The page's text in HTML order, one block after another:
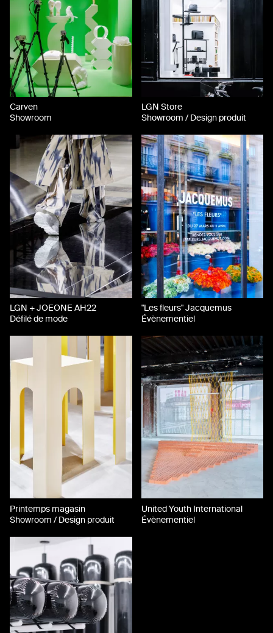
Carven
Showroom
LGN Store
Showroom / Design produit
LGN + JOEONE AH22
Défilé de mode
"Les fleurs" Jacquemus
Évènementiel
Printemps magasin
Showroom / Design produit
United Youth International
Évènementiel